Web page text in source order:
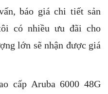
báo giá chi tiết sản
có nhiều ưu đãi cho
lớn sẽ nhận được giá
cấp Aruba 6000 48G